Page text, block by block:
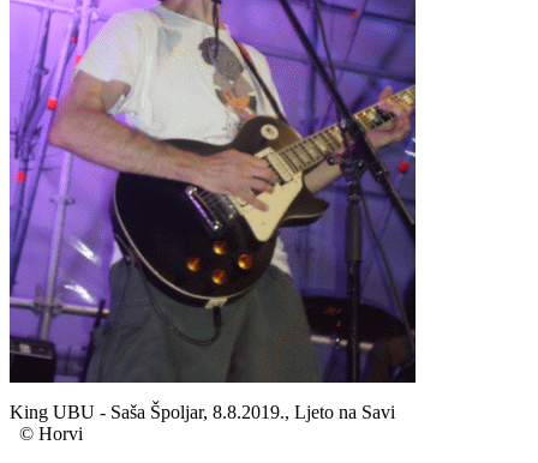
King UBU - Saša Špoljar, 8.8.2019., Ljeto na Savi
© Horvi